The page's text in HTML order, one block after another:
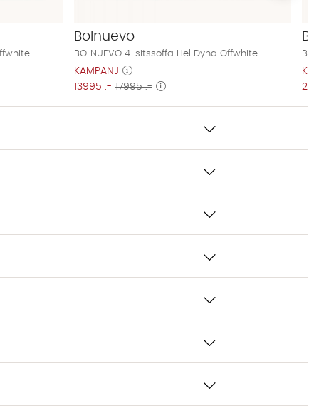
Bolnuevo
BOLNUEVO 4-sitssoffa Hel Dyna Offwhite
KAMPANJ
13995 :- 17995 :-